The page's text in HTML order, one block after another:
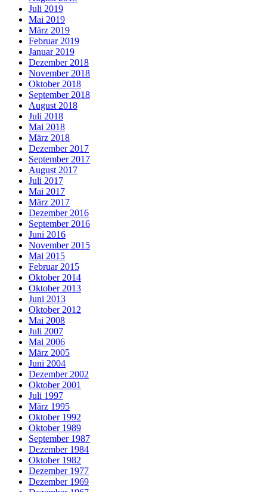
Juli 2019
Mai 2019
März 2019
Februar 2019
Januar 2019
Dezember 2018
November 2018
Oktober 2018
September 2018
August 2018
Juli 2018
Mai 2018
März 2018
Dezember 2017
September 2017
August 2017
Juli 2017
Mai 2017
März 2017
Dezember 2016
September 2016
Juni 2016
November 2015
Mai 2015
Februar 2015
Oktober 2014
Oktober 2013
Juni 2013
Oktober 2012
Mai 2008
Juli 2007
Mai 2006
März 2005
Juni 2004
Dezember 2002
Oktober 2001
Juli 1997
März 1995
Oktober 1992
Oktober 1989
September 1987
Dezember 1984
Oktober 1982
Dezember 1977
Dezember 1969